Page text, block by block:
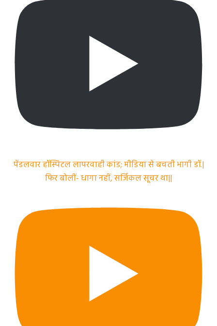
पेंडलवार हॉस्पिटल लापरवाही कांड; मीडिया से बचती भागी डॉ.|
फिर बोलीं- धागा नहीं, सर्जिकल सूचर था||